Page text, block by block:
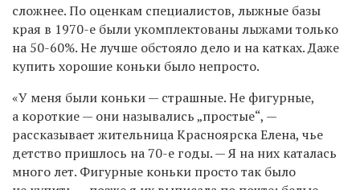
сложнее. По оценкам специалистов, лыжные базы
края в 1970-е были укомплектованы лыжами только
на 50-60%. Не лучше обстояло дело и на катках. Даже
купить хорошие коньки было непросто.
«У меня были коньки — страшные. Не фигурные,
а короткие — они назывались „простые“, —
рассказывает жительница Красноярска Елена, чье
детство пришлось на 70-е годы. — Я на них каталась
много лет. Фигурные коньки просто так было